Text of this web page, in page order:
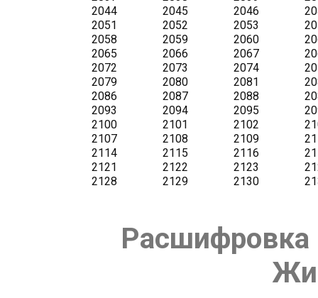
Расшифровка